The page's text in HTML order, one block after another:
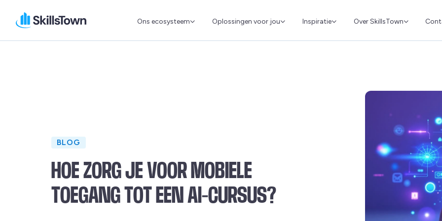
Ons ecosysteem Oplossingen voor jou Inspiratie Over SkillsTown
BLOG
HOE ZORG JE VOOR MOBIELE
TOEGANG TOT EEN AI-CURSUS?